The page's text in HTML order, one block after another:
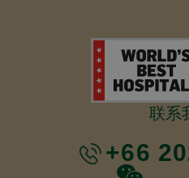
联系
+66